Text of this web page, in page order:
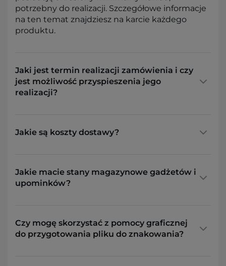
potrzebny do realizacji. Szczegółowe informacje
na ten temat znajdziesz na karcie każdego
produktu.
Jaki jest termin realizacji zamówienia i czy
jest możliwość przyspieszenia jego
realizacji?
Jakie są koszty dostawy?
Jakie macie stany magazynowe gadżetów i
upominków?
Czy mogę skorzystać z pomocy graficznej
do przygotowania pliku do znakowania?